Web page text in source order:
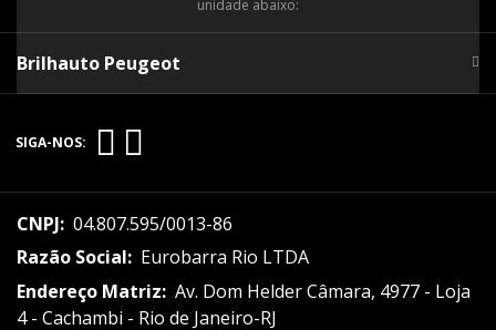
unidade abaixo:
Brilhauto Peugeot
SIGA-NOS:
CNPJ: 04.807.595/0013-86
Razão Social: Eurobarra Rio LTDA
Endereço Matriz: Av. Dom Helder Câmara, 4977 - Loja
4 - Cachambi - Rio de Janeiro-RJ